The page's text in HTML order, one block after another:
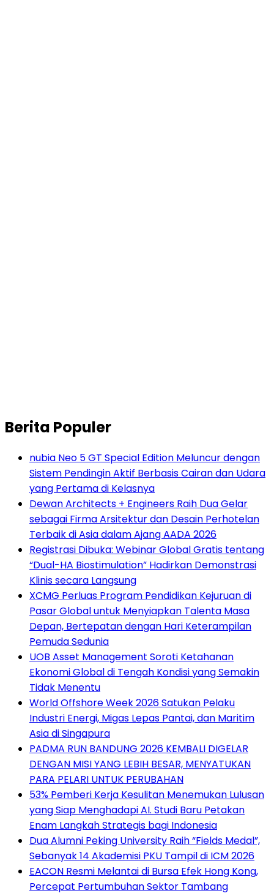
Berita Populer
nubia Neo 5 GT Special Edition Meluncur dengan
Sistem Pendingin Aktif Berbasis Cairan dan Udara
yang Pertama di Kelasnya
Dewan Architects + Engineers Raih Dua Gelar
sebagai Firma Arsitektur dan Desain Perhotelan
Terbaik di Asia dalam Ajang AADA 2026
Registrasi Dibuka: Webinar Global Gratis tentang
“Dual-HA Biostimulation” Hadirkan Demonstrasi
Klinis secara Langsung
XCMG Perluas Program Pendidikan Kejuruan di
Pasar Global untuk Menyiapkan Talenta Masa
Depan, Bertepatan dengan Hari Keterampilan
Pemuda Sedunia
UOB Asset Management Soroti Ketahanan
Ekonomi Global di Tengah Kondisi yang Semakin
Tidak Menentu
World Offshore Week 2026 Satukan Pelaku
Industri Energi, Migas Lepas Pantai, dan Maritim
Asia di Singapura
PADMA RUN BANDUNG 2026 KEMBALI DIGELAR
DENGAN MISI YANG LEBIH BESAR, MENYATUKAN
PARA PELARI UNTUK PERUBAHAN
53% Pemberi Kerja Kesulitan Menemukan Lulusan
yang Siap Menghadapi AI. Studi Baru Petakan
Enam Langkah Strategis bagi Indonesia
Dua Alumni Peking University Raih “Fields Medal”,
Sebanyak 14 Akademisi PKU Tampil di ICM 2026
EACON Resmi Melantai di Bursa Efek Hong Kong,
Percepat Pertumbuhan Sektor Tambang